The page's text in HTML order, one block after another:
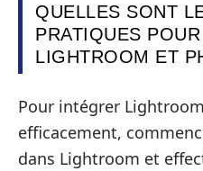
QUELLES SONT
PRATIQUES
LIGHTROOM ET
Pour intégrer
efficacement,
dans Lightroom et